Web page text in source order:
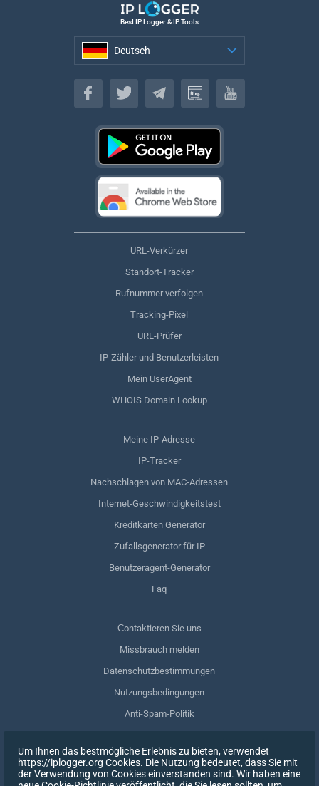
Best IP Logger & IP Tools
Deutsch
Deutsch
URL-Verkürzer
Standort-Tracker
Rufnummer verfolgen
Tracking-Pixel
URL-Prüfer
IP-Zähler und Benutzerleisten
Mein UserAgent
WHOIS Domain Lookup
Meine IP-Adresse
IP-Tracker
Nachschlagen von MAC-Adressen
Internet-Geschwindigkeitstest
Kreditkarten Generator
Zufallsgenerator für IP
Benutzeragent-Generator
Faq
Сontaktieren Sie uns
Missbrauch melden
Datenschutzbestimmungen
Nutzungsbedingungen
Anti-Spam-Politik
Meine Daten löschen
Zustimmung zurückziehen
Um Ihnen das bestmögliche Erlebnis zu bieten, verwendet
https://iplogger.org Cookies. Die Nutzung bedeutet, dass Sie mit
der Verwendung von Cookies einverstanden sind. Wir haben eine